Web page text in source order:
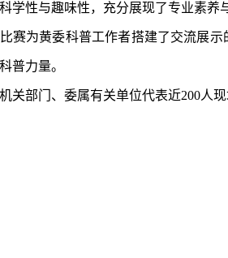
学性与趣味性，充分展现了专业素
普力量。
机关部门、委属有关单位代表近200人